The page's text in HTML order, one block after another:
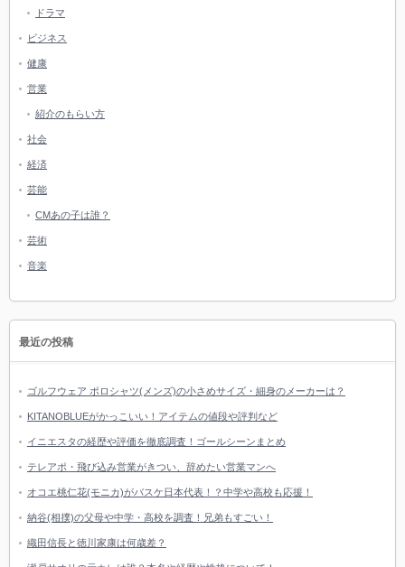
ドラマ
ビジネス
健康
営業
紹介のもらい方
社会
経済
芸能
CMあの子は誰？
芸術
音楽
最近の投稿
ゴルフウェア ポロシャツ(メンズ)の小さめサイズ・細身のメーカーは？
KITANOBLUEがかっこいい！アイテムの値段や評判など
イニエスタの経歴や評価を徹底調査！ゴールシーンまとめ
テレアポ・飛び込み営業がきつい、辞めたい営業マンへ
オコエ桃仁花(モニカ)がバスケ日本代表！？中学や高校も応援！
納谷(相撲)の父母や中学・高校を調査！兄弟もすごい！
織田信長と徳川家康は何歳差？